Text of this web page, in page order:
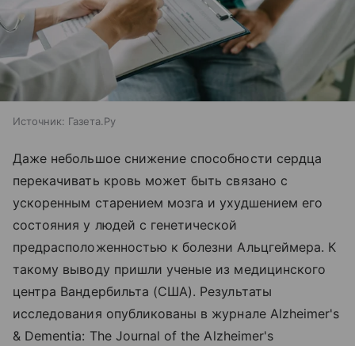
Источник: Газета.Ру
Даже небольшое снижение способности сердца
перекачивать кровь может быть связано с
ускоренным старением мозга и ухудшением его
состояния у людей с генетической
предрасположенностью к болезни Альцгеймера. К
такому выводу пришли ученые из медицинского
центра Вандербильта (США). Результаты
исследования опубликованы в журнале Alzheimer's
& Dementia: The Journal of the Alzheimer's